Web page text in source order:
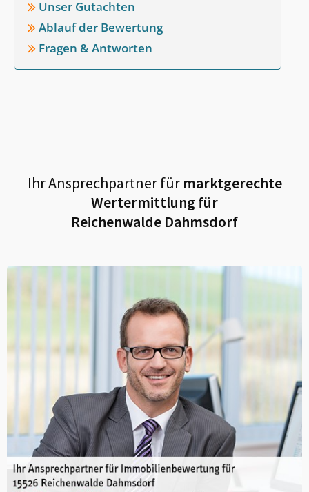
Unser Gutachten
Ablauf der Bewertung
Fragen & Antworten
Ihr Ansprechpartner fürmarktgerechte
Wertermittlung für
Reichenwalde Dahmsdorf